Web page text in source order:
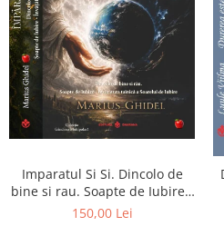
Imparatul Si Si. Dincolo de
bine si rau. Soapte de Iubire -
Invatatura tainica a Soarelui
150,00 Lei